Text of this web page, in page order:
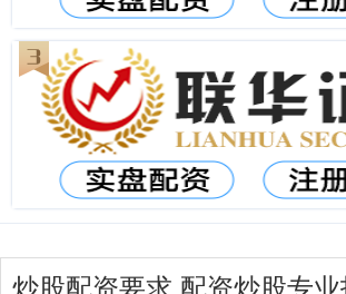
炒股配资要求 配资炒股专